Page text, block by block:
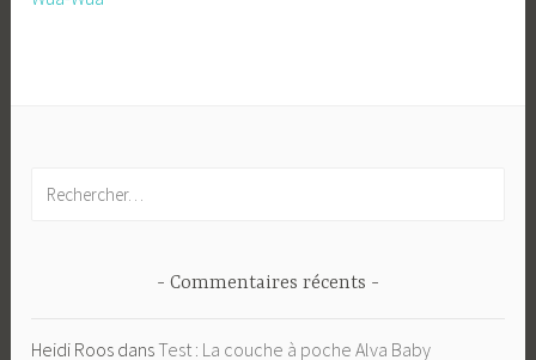
Commentaires récents
Heidi Roos dansTest : La couche à poche Alva Baby